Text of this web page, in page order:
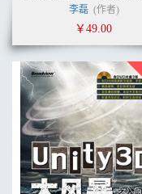
李磊 (作者)
￥49.00